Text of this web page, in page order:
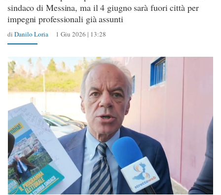
sindaco di Messina, ma il 4 giugno sarà fuori città per
impegni professionali già assunti
di Danilo Loria 1 Giu 2026 | 13:28